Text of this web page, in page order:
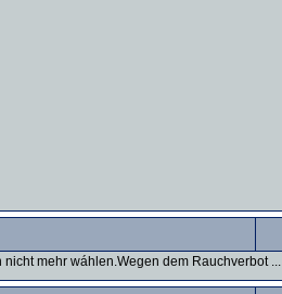
mehr wáhlen.Wegen dem Rauchverbot ...